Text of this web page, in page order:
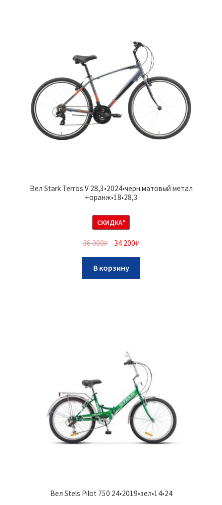
Вел Stark Terros V 28,3•2024•черн матовый метал
+оранж•18•28,3
СКИДКА*
36 000₽ 34 200₽
В корзину
Вел Stels Pilot 750 24•2019•зел•14•24